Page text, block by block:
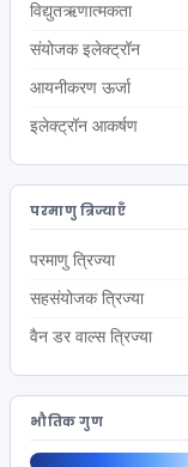
विद्युतऋणात्मकता
संयोजक इलेक्ट्रॉन
आयनीकरण ऊर्जा
इलेक्ट्रॉन आकर्षण
परमाणु त्रिज्याएँ
परमाणु त्रिज्या
सहसंयोजक त्रिज्या
वैन डर वाल्स त्रिज्या
भौतिक गुण